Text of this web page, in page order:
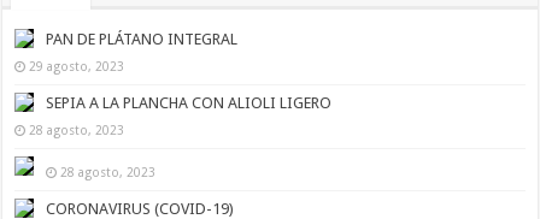
PAN DE PLÁTANO INTEGRAL
29 agosto, 2023
SEPIA A LA PLANCHA CON ALIOLI LIGERO
28 agosto, 2023
28 agosto, 2023
CORONAVIRUS (COVID-19)